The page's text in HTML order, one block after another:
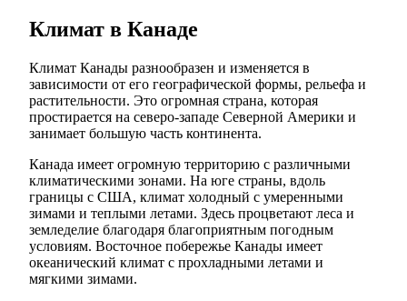
Климат в Канаде
Климат Канады разнообразен и изменяется в
зависимости от его географической формы, рельефа и
растительности. Это огромная страна, которая
простирается на северо-западе Северной Америки и
занимает большую часть континента.
Канада имеет огромную территорию с различными
климатическими зонами. На юге страны, вдоль
границы с США, климат холодный с умеренными
зимами и теплыми летами. Здесь процветают леса и
земледелие благодаря благоприятным погодным
условиям. Восточное побережье Канады имеет
океанический климат с прохладными летами и
мягкими зимами.